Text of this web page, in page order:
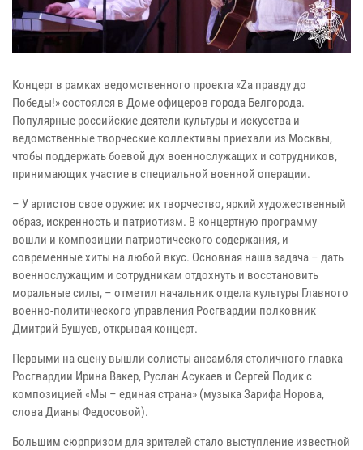
Концерт в рамках ведомственного проекта «Zа правду до
Победы!» состоялся в Доме офицеров города Белгорода.
Популярные российские деятели культуры и искусства и
ведомственные творческие коллективы приехали из Москвы,
чтобы поддержать боевой дух военнослужащих и сотрудников,
принимающих участие в специальной военной операции.
– У артистов свое оружие: их творчество, яркий художественный
образ, искренность и патриотизм. В концертную программу
вошли и композиции патриотического содержания, и
современные хиты на любой вкус. Основная наша задача – дать
военнослужащим и сотрудникам отдохнуть и восстановить
моральные силы, – отметил начальник отдела культуры Главного
военно-политического управления Росгвардии полковник
Дмитрий Бушуев, открывая концерт.
Первыми на сцену вышли солисты ансамбля столичного главка
Росгвардии Ирина Вакер, Руслан Асукаев и Сергей Подик с
композицией «Мы – единая страна» (музыка Зарифа Норова,
слова Дианы Федосовой).
Большим сюрпризом для зрителей стало выступление известной